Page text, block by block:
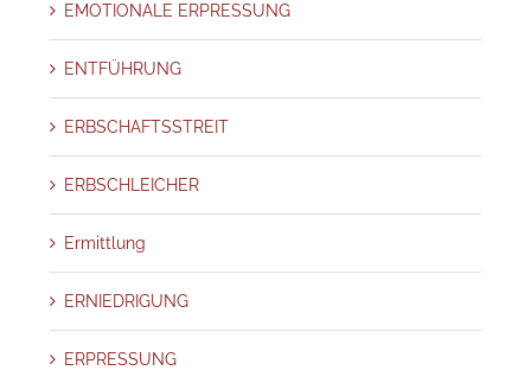
EMOTIONALE ERPRESSUNG
ENTFÜHRUNG
ERBSCHAFTSSTREIT
ERBSCHLEICHER
Ermittlung
ERNIEDRIGUNG
ERPRESSUNG